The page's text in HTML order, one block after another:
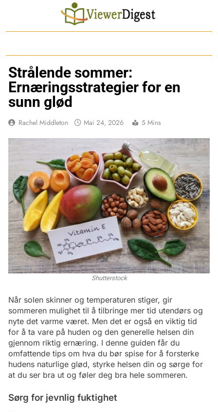
Strålende sommer:
Ernæringsstrategier for en
sunn glød
Rachel Middleton Mai 24, 2026 5 Mins
Shutterstock
Når solen skinner og temperaturen stiger, gir
sommeren mulighet til å tilbringe mer tid utendørs og
nyte det varme været. Men det er også en viktig tid
for å ta vare på huden og den generelle helsen din
gjennom riktig ernæring. I denne guiden får du
omfattende tips om hva du bør spise for å forsterke
hudens naturlige glød, styrke helsen din og sørge for
at du ser bra ut og føler deg bra hele sommeren.
Sørg for jevnlig fuktighet